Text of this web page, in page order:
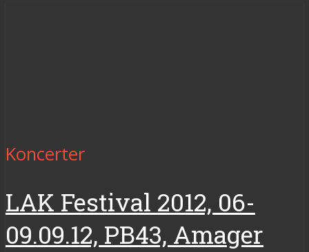
Koncerter
LAK Festival 2012, 06-
09.09.12, PB43, Amager